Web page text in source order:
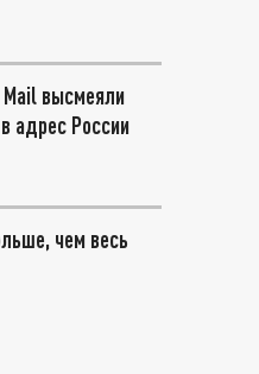
высмеяли
адрес России
чем весь